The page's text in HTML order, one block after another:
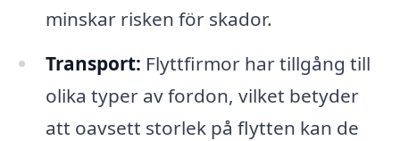
minskar risken för skador.
Transport: Flyttfirmor har tillgång till
olika typer av fordon, vilket betyder
att oavsett storlek på flytten kan de